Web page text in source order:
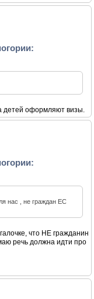
детей оформляют визы.
нас , не граждан ЕС
что НЕ гражданин
речь должна идти про